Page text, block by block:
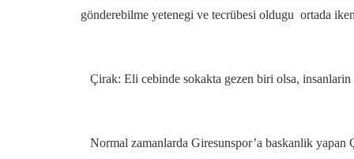
gönderebilme yetenegi ve tecrübesi oldugu ortada
Çirak: Eli cebinde sokakta gezen biri olsa,
Normal zamanlarda Giresunspor’a baskanlik yapan